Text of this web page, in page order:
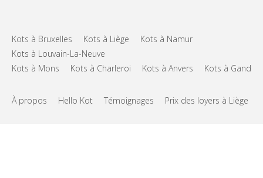
Kots à Bruxelles Kots à Liège
Kots à Namur
Kots à Louvain-La-Neuve
Kots à Mons
Kots à Charleroi Kots à Anvers Kots à Gand
À propos Hello Kot Témoignages Prix des loyers à Liège